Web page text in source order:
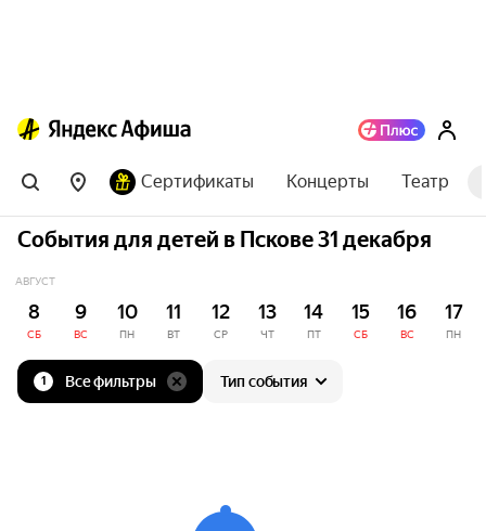
Сертификаты Концерты Театр
События для детей в Пскове 31 декабря
АВГУСТ
8
СБ
9
ВС
10
ПН
11
ВТ
12
СР
13
ЧТ
14
ПТ
15
СБ
16
ВС
17
ПН
1 Все фильтры Тип события